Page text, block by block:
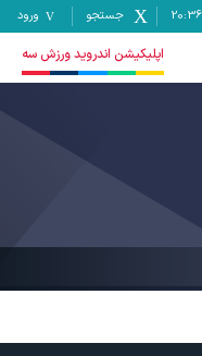
20:36 جستجو ورود
اپلیکیشن اندروید ورزش سه